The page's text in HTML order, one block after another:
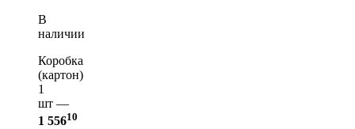
В
наличии
Коробка
(картон)
1
шт —
1 55610